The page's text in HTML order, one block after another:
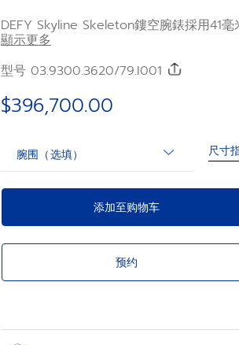
DEFY Skyline Skeleton鏤空腕錶採用41
面錶圈，而藍色鏤空錶盤重現經典的
秒顯示。腕錶搭配精鋼錶鏈，並隨附第二
顯示更多
型号 03.9300.3620/79.I001
$396,700.00
腕围（选填） 尺寸
添加至购物车
预约